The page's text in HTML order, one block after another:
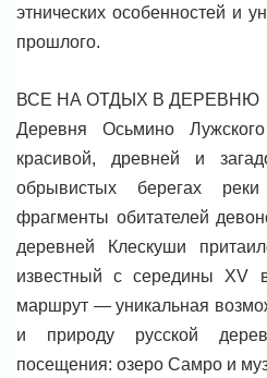
этнических особенностей и
прошлого.
ВСЕ НА ОТДЫХ В ДЕРЕВНЮ
Деревня Осьмино
красивой, древней и
обрывистых берегах
фрагменты обитателей
деревней Клескуши
известный с середины XV
маршрут — уникальная
и природу русской
посещения: озеро Самро и